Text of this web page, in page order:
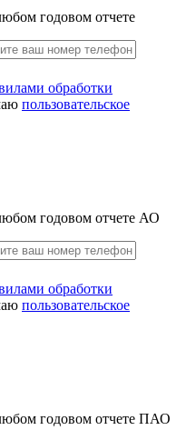
годовом отчете
обработки
пользовательское
годовом отчете АО
обработки
пользовательское
годовом отчете ПАО